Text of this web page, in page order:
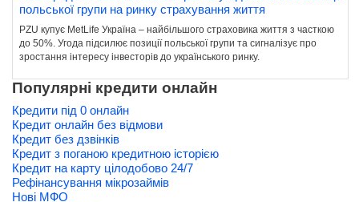
польської групи на ринку страхування життя
PZU купує MetLife Україна – найбільшого страховика життя з часткою
до 50%. Угода підсилює позиції польської групи та сигналізує про
зростання інтересу інвесторів до українського ринку.
Популярні кредити онлайн
Кредити під 0 онлайн
Кредит онлайн без відмови
Кредит без дзвінків
Кредит з поганою кредитною історією
Кредит на карту цілодобово 24/7
Рефінансування мікрозаймів
Нові МФО